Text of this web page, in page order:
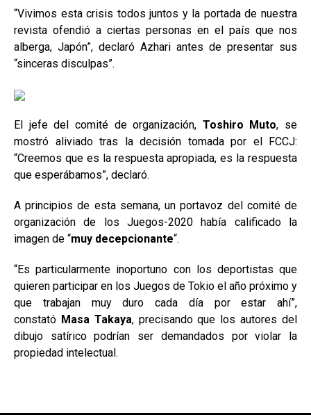
“Vivimos esta crisis todos juntos y la portada de nuestra
revista ofendió a ciertas personas en el país que nos
alberga, Japón”, declaró Azhari antes de presentar sus
“sinceras disculpas”.
El jefe del comité de organización, Toshiro Muto, se
mostró aliviado tras la decisión tomada por el FCCJ:
“Creemos que es la respuesta apropiada, es la respuesta
que esperábamos”, declaró.
A principios de esta semana, un portavoz del comité de
organización de los Juegos-2020 había calificado la
imagen de “muy decepcionante“.
“Es particularmente inoportuno con los deportistas que
quieren participar en los Juegos de Tokio el año próximo y
que trabajan muy duro cada día por estar ahí”,
constató Masa Takaya, precisando que los autores del
dibujo satírico podrían ser demandados por violar la
propiedad intelectual.